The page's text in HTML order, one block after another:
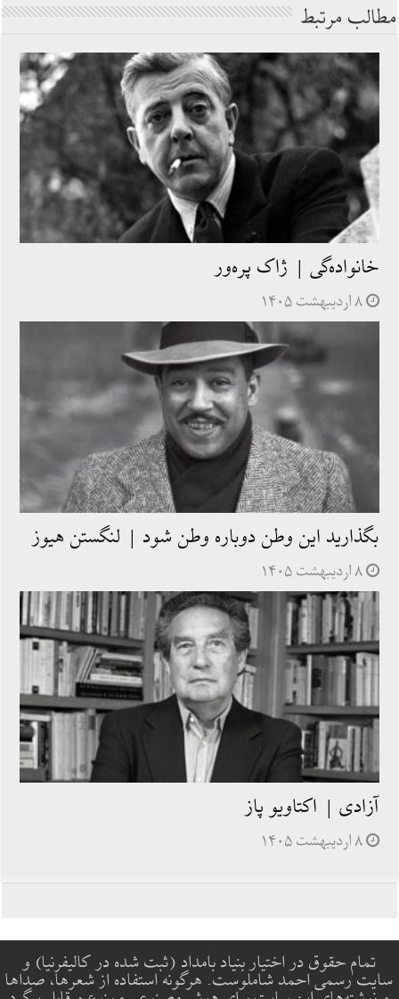
مطالب مرتبط
خانواده‏‌گى | ژاک پره‌ور
۸ اردیبهشت ۱۴۰۵
بگذاريد اين وطن دوباره وطن شود | لنگستن هیوز
۸ اردیبهشت ۱۴۰۵
آزادی | اکتاویو پاز
۸ اردیبهشت ۱۴۰۵
تمام حقوق در اختیار بنیاد بامداد (ثبت شده در کالیفرنیا) و
سایت رسمی احمد شاملوست. هرگونه استفاده از شعرها، صداها